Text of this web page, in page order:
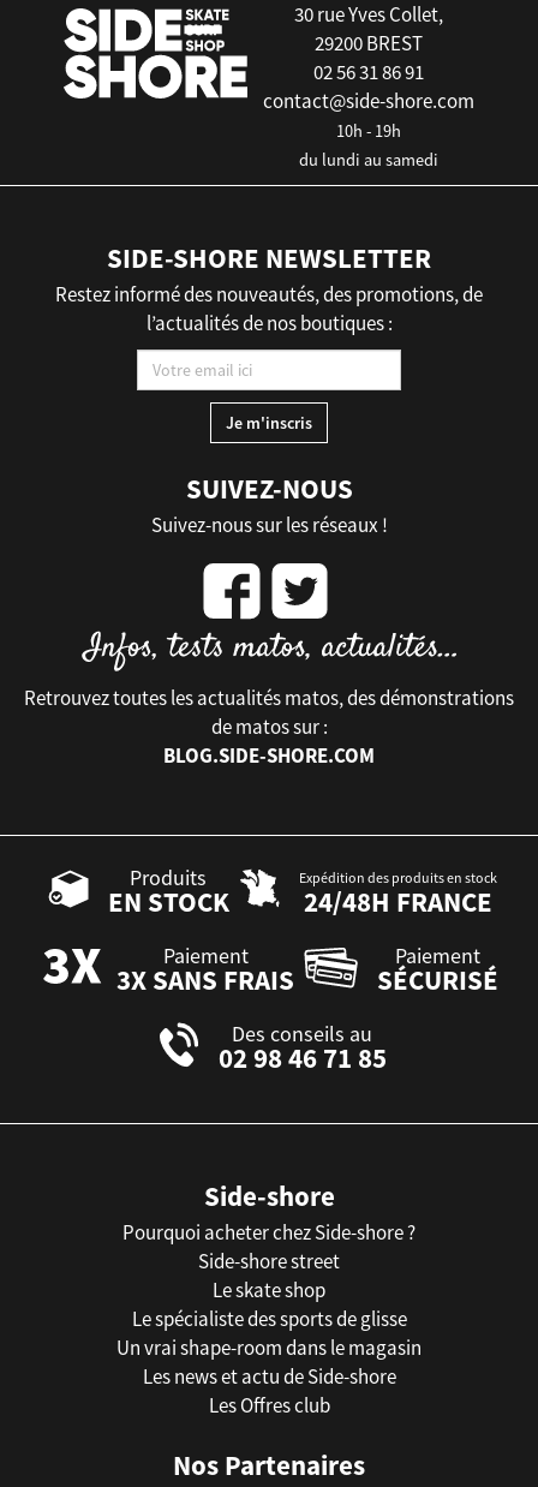
30 rue Yves Collet,
29200 BREST
02 56 31 86 91
contact@side-shore.com
10h - 19h
du lundi au samedi
SIDE-SHORE NEWSLETTER
Restez informé des nouveautés, des promotions, de
l’actualités de nos boutiques :
SUIVEZ-NOUS
Suivez-nous sur les réseaux !
Retrouvez toutes les actualités matos, des démonstrations
de matos sur :
BLOG.SIDE-SHORE.COM
Produits
EN STOCK
Expédition des produits en stock
24/48H FRANCE
Paiement
3X SANS FRAIS
Paiement
SÉCURISÉ
Des conseils au
02 98 46 71 85
Side-shore
Pourquoi acheter chez Side-shore ?
Side-shore street
Le skate shop
Le spécialiste des sports de glisse
Un vrai shape-room dans le magasin
Les news et actu de Side-shore
Les Offres club
Nos Partenaires